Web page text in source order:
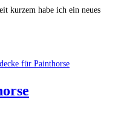
kurzem habe ich ein neues